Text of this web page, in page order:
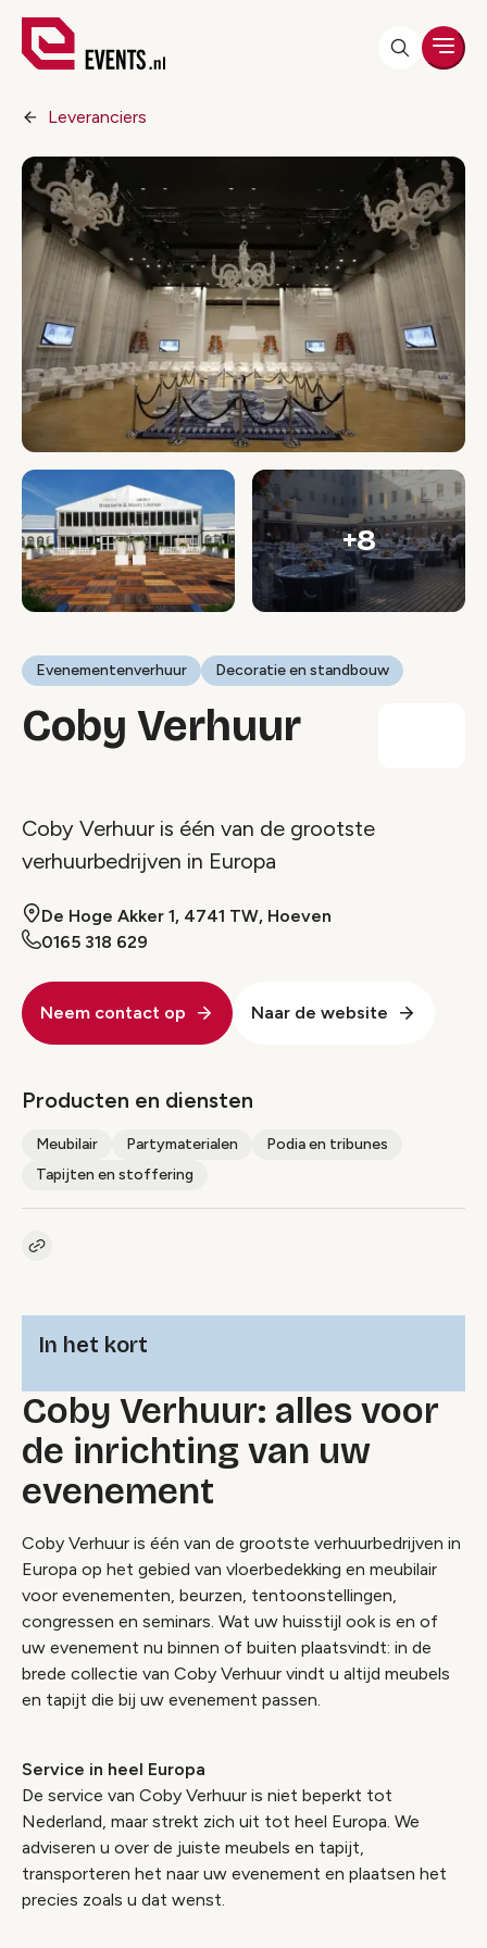
Leveranciers
+8
Evenementenverhuur Decoratie en standbouw
Coby Verhuur
Coby Verhuur is één van de grootste
verhuurbedrijven in Europa
De Hoge Akker 1, 4741 TW, Hoeven
0165 318 629
Neem contact op Naar de website
Producten en diensten
Meubilair Partymaterialen
Podia en tribunes
Tapijten en stoffering
Kopieer link naar pagina
In het kort
Coby Verhuur: alles voor
de inrichting van uw
evenement
Coby Verhuur is één van de grootste verhuurbedrijven in
Europa op het gebied van vloerbedekking en meubilair
voor evenementen, beurzen, tentoonstellingen,
congressen en seminars. Wat uw huisstijl ook is en of
uw evenement nu binnen of buiten plaatsvindt: in de
brede collectie van Coby Verhuur vindt u altijd meubels
en tapijt die bij uw evenement passen.
Service in heel Europa
De service van Coby Verhuur is niet beperkt tot
Nederland, maar strekt zich uit tot heel Europa. We
adviseren u over de juiste meubels en tapijt,
transporteren het naar uw evenement en plaatsen het
precies zoals u dat wenst.